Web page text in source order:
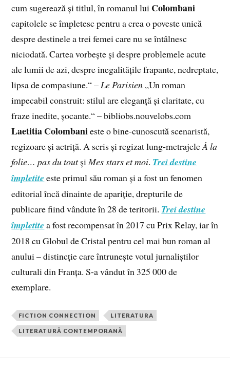
cum sugerează și titlul, în romanul lui Colombani
capitolele se împletesc pentru a crea o poveste unică
despre destinele a trei femei care nu se întâlnesc
niciodată. Cartea vorbește și despre problemele acute
ale lumii de azi, despre inegalitățile frapante, nedreptate,
lipsa de compasiune.“ –Le Parisien „Un roman
impecabil construit: stilul are eleganță și claritate, cu
fraze inedite, șocante.“ – bibliobs.nouvelobs.com
Laetitia Colombanieste o bine-cunoscută scenaristă,
regizoare și actriță. A scris și regizat lung-metrajeleÀ la
folie… pas du toutșiMes stars et moi. Trei destine
împletite este primul său roman și a fost un fenomen
editorial încă dinainte de apariție, drepturile de
publicare fiind vândute în 28 de teritorii. Trei destine
împletite a fost recompensat în 2017 cu Prix Relay, iar în
2018 cu Globul de Cristal pentru cel mai bun roman al
anului – distincție care întrunește votul jurnaliștilor
culturali din Franța. S-a vândut în 325 000 de
exemplare.
FICTION CONNECTION LITERATURA
LITERATURĂ CONTEMPORANĂ